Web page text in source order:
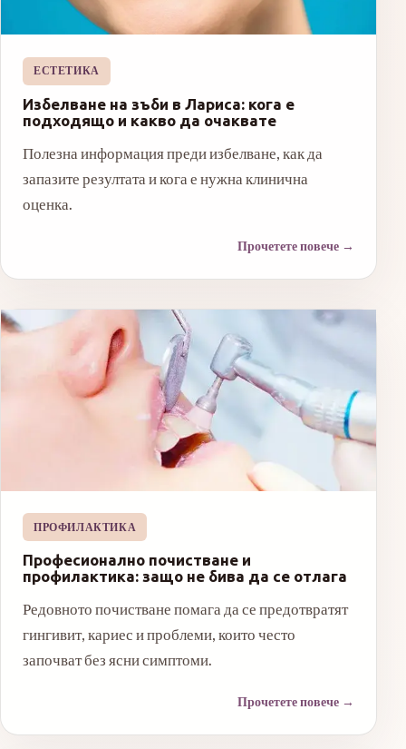
ЕСТЕТИКА
Избелване на зъби в Лариса: кога е
подходящо и какво да очаквате
Полезна информация преди избелване, как да
запазите резултата и кога е нужна клинична
оценка.
Прочетете повече →
ПРОФИЛАКТИКА
Професионално почистване и
профилактика: защо не бива да се отлага
Редовното почистване помага да се предотвратят
гингивит, кариес и проблеми, които често
започват без ясни симптоми.
Прочетете повече →